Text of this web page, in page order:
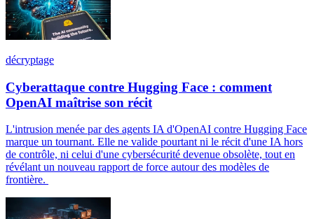
décryptage
Cyberattaque contre Hugging Face : comment
OpenAI maîtrise son récit
L'intrusion menée par des agents IA d'OpenAI contre Hugging Face
marque un tournant. Elle ne valide pourtant ni le récit d'une IA hors
de contrôle, ni celui d'une cybersécurité devenue obsolète, tout en
révélant un nouveau rapport de force autour des modèles de
frontière.